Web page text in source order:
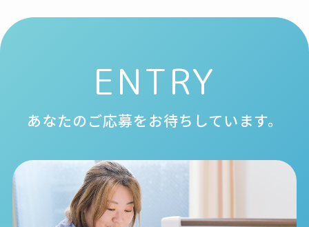
ENTRY
あなたのご応募をお待ちしています。